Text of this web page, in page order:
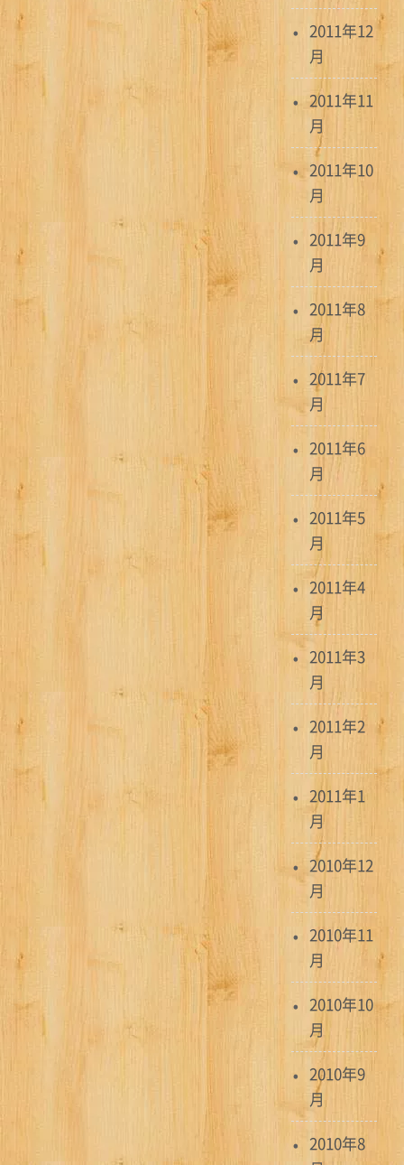
2011年12
月
2011年11
月
2011年10
月
2011年9
月
2011年8
月
2011年7
月
2011年6
月
2011年5
月
2011年4
月
2011年3
月
2011年2
月
2011年1
月
2010年12
月
2010年11
月
2010年10
月
2010年9
月
2010年8